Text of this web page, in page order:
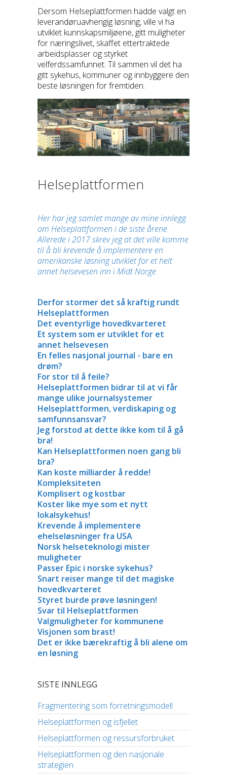
Dersom Helseplattformen hadde valgt en
leverandøruavhengig løsning, ville vi ha
utviklet kunnskapsmiljøene, gitt muligheter
for næringslivet, skaffet ettertraktede
arbeidsplasser og styrket
velferdssamfunnet. Til sammen vil det ha
gitt sykehus, kommuner og innbyggere den
beste løsningen for fremtiden.
Helseplattformen
Her har jeg samlet mange av mine innlegg
om Helseplattformen i de siste årene.
Allerede i 2017 skrev jeg at det ville komme
til å bli krevende å implementere en
amerikanske løsning utviklet for et helt
annet helsevesen inn i Midt Norge
Derfor stormer det så kraftig rundt
Helseplattformen
Det eventyrlige hovedkvarteret
Et system som er utviklet for et
annet helsevesen
En felles nasjonal journal - bare en
drøm?
For stor til å feile?
Helseplattformen bidrar til at vi får
mange ulike journalsystemer
Helseplattformen, verdiskaping og
samfunnsansvar?
Jeg forstod at dette ikke kom til å gå
bra!
Kan Helseplattformen noen gang bli
bra?
Kan koste milliarder å redde!
Kompleksiteten
Komplisert og kostbar
Koster like mye som et nytt
lokalsykehus!
Krevende å implementere
ehelseløsninger fra USA
Norsk helseteknologi mister
muligheter
Passer Epic i norske sykehus?
Snart reiser mange til det magiske
hovedkvarteret
Styret burde prøve løsningen!
Svar til Helseplattformen
Valgmuligheter for kommunene
Visjonen som brast!
Det er ikke bærekraftig å bli alene om
en løsning
SISTE INNLEGG
Fragmentering som forretningsmodell
Helseplattformen og isfjellet
Helseplattformen og ressursforbruket
Helseplattformen og den nasjonale
strategien